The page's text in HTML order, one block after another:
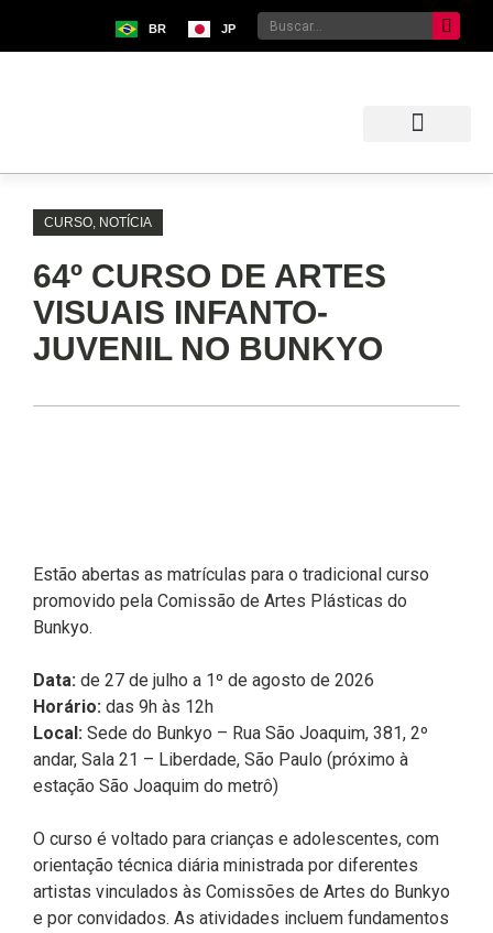
BR JP
CURSO, NOTÍCIA
64º CURSO DE ARTES
VISUAIS INFANTO-
JUVENIL NO BUNKYO
Estão abertas as matrículas para o tradicional curso
promovido pela Comissão de Artes Plásticas do
Bunkyo.
Data: de 27 de julho a 1º de agosto de 2026
Horário: das 9h às 12h
Local: Sede do Bunkyo – Rua São Joaquim, 381, 2º
andar, Sala 21 – Liberdade, São Paulo (próximo à
estação São Joaquim do metrô)
O curso é voltado para crianças e adolescentes, com
orientação técnica diária ministrada por diferentes
artistas vinculados às Comissões de Artes do Bunkyo
e por convidados. As atividades incluem fundamentos